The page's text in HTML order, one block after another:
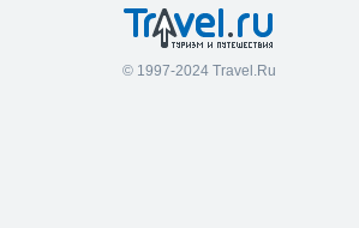
© 1997-2024 Travel.Ru